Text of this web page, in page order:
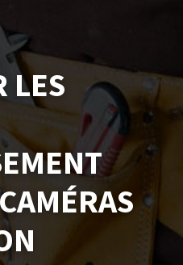
LES